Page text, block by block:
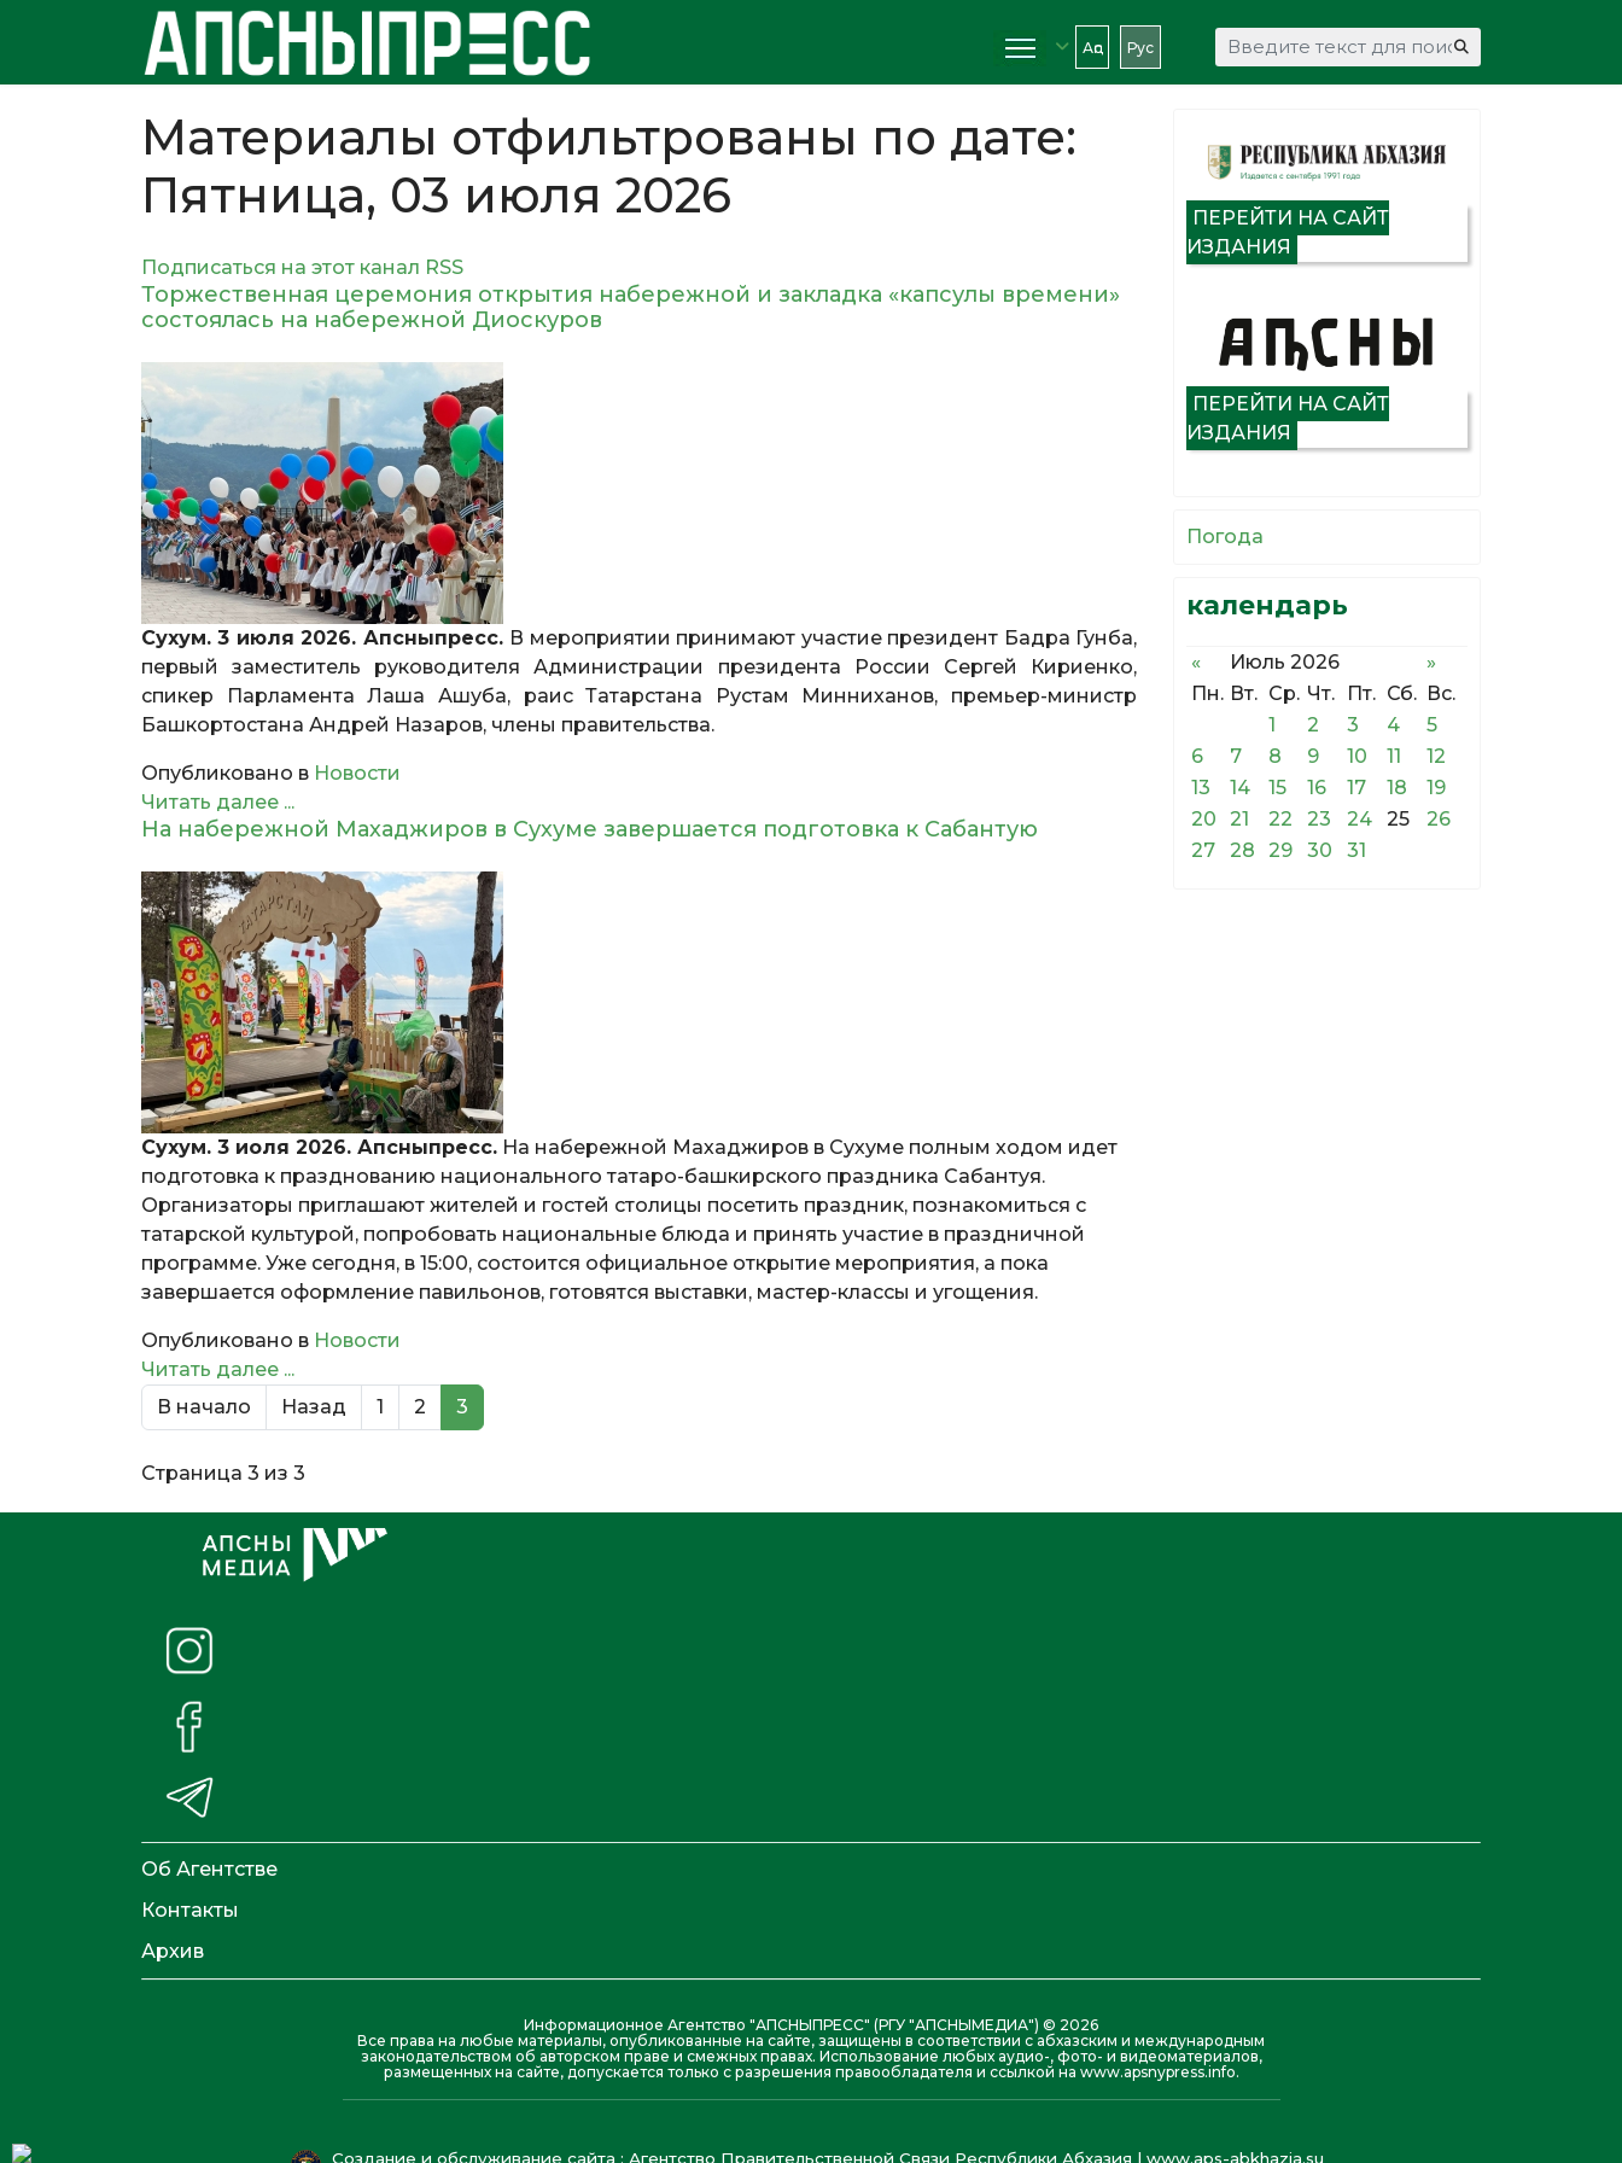
Аԥс Рус Искать...
Материалы отфильтрованы по дате:
Пятница, 03 июля 2026
Подписаться на этот канал RSS
Торжественная церемония открытия набережной и закладка «капсулы времени»
состоялась на набережной Диоскуров
Сухум. 3 июля 2026. Апсныпресс. В мероприятии принимают участие президент Бадра Гунба,
первый заместитель руководителя Администрации президента России Сергей Кириенко,
спикер Парламента Лаша Ашуба, раис Татарстана Рустам Минниханов, премьер-министр
Башкортостана Андрей Назаров, члены правительства.
Опубликовано в Новости
Читать далее ...
На набережной Махаджиров в Сухуме завершается подготовка к Сабантую
Сухум. 3 иоля 2026. Апсныпресс. На набережной Махаджиров в Сухуме полным ходом идет
подготовка к празднованию национального татаро-башкирского праздника Сабантуя.
Организаторы приглашают жителей и гостей столицы посетить праздник, познакомиться с
татарской культурой, попробовать национальные блюда и принять участие в праздничной
программе. Уже сегодня, в 15:00, состоится официальное открытие мероприятия, а пока
завершается оформление павильонов, готовятся выставки, мастер-классы и угощения.
Опубликовано в Новости
Читать далее ...
В начало
Назад 1 2 3
Страница 3 из 3
ПЕРЕЙТИ НА САЙТ
ИЗДАНИЯ
ПЕРЕЙТИ НА САЙТ
ИЗДАНИЯ
Погода
календарь
« Июль 2026
»
Пн. Вт. Ср. Чт. Пт. Сб. Вс.
1
2 3 4
5
6
7 8 9 10 11
12
13
14 15 16 17 18
19
20
21 22 23 24 25
26
27
28 29 30 31
Об Агентстве
Контакты
Архив
Информационное Агентство "АПСНЫПРЕСС" (РГУ "АПСНЫМЕДИА") © 2026
Все права на любые материалы, опубликованные на сайте, защищены в соответствии с абхазским и международным
законодательством об авторском праве и смежных правах. Использование любых аудио-, фото- и видеоматериалов,
размещенных на сайте, допускается только с разрешения правообладателя и ссылкой на www.apsnypress.info.
Создание и обслуживание сайта : Агентство Правительственной Связи Республики Абхазия | www.aps-abkhazia.su